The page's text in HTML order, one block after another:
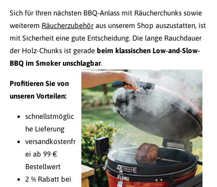
Sich für Ihren nächsten BBQ-Anlass mit Räucherchunks sowie
weiterem Räucherzubehör aus unserem Shop auszustatten, ist
mit Sicherheit eine gute Entscheidung. Die lange Rauchdauer
der Holz-Chunks ist gerade beim klassischen Low-and-Slow-
BBQ im Smoker unschlagbar.
Profitieren Sie von
unseren Vorteilen:
schnellstmöglic
he Lieferung
versandkostenfr
ei ab 99 €
Bestellwert
2 % Rabatt bei